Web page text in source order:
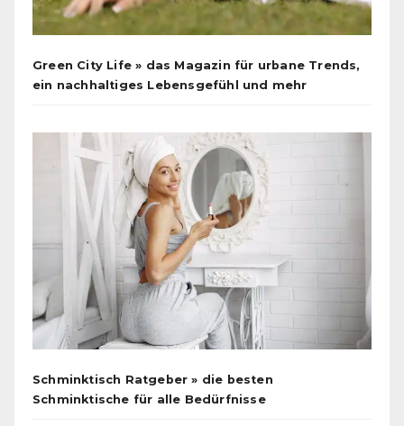
Green City Life » das Magazin für urbane Trends,
ein nachhaltiges Lebensgefühl und mehr
Schminktisch Ratgeber » die besten
Schminktische für alle Bedürfnisse